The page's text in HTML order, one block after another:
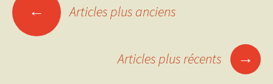
Navigation
← Articles plus anciens
Articles plus récents →